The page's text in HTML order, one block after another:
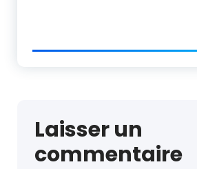
Laisser un
commentaire